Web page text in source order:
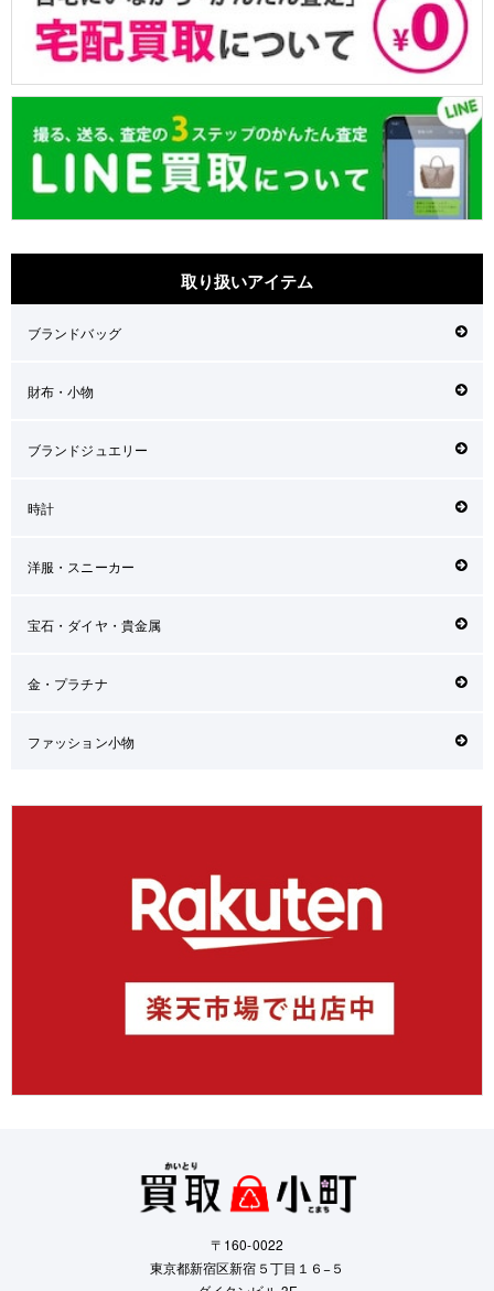
取り扱いアイテム
ブランドバッグ
財布・小物
ブランドジュエリー
時計
洋服・スニーカー
宝石・ダイヤ・貴金属
金・プラチナ
ファッション小物
〒160-0022
東京都新宿区新宿５丁目１６−５